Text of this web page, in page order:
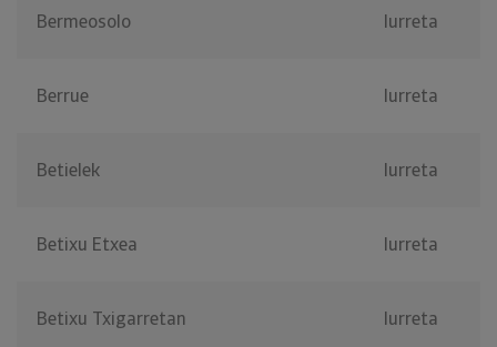
Bermeosolo Iurreta
Berrue Iurreta
Betielek Iurreta
Betixu Etxea Iurreta
Betixu Txigarretan Iurreta